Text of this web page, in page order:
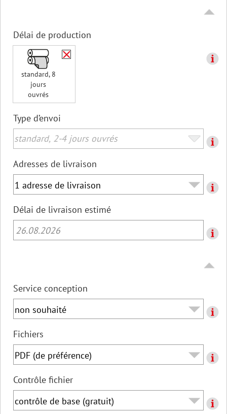
Délai de production
standard, 8
jours
ouvrés
Type d’envoi
Adresses de livraison
Délai de livraison estimé
26.08.2026
Service conception
Fichiers
Contrôle fichier